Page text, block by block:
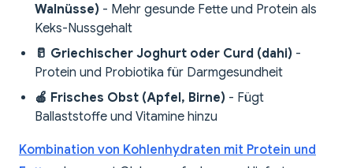
Walnüsse) - Mehr gesunde Fette und Protein als
Keks-Nussgehalt
🥛 Griechischer Joghurt oder Curd (dahi) -
Protein und Probiotika für Darmgesundheit
🍎 Frisches Obst (Apfel, Birne) - Fügt
Ballaststoffe und Vitamine hinzu
Kombination von Kohlenhydraten mit Protein und